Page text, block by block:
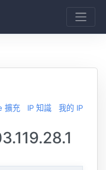
擴充 IP 知識 我的 IP